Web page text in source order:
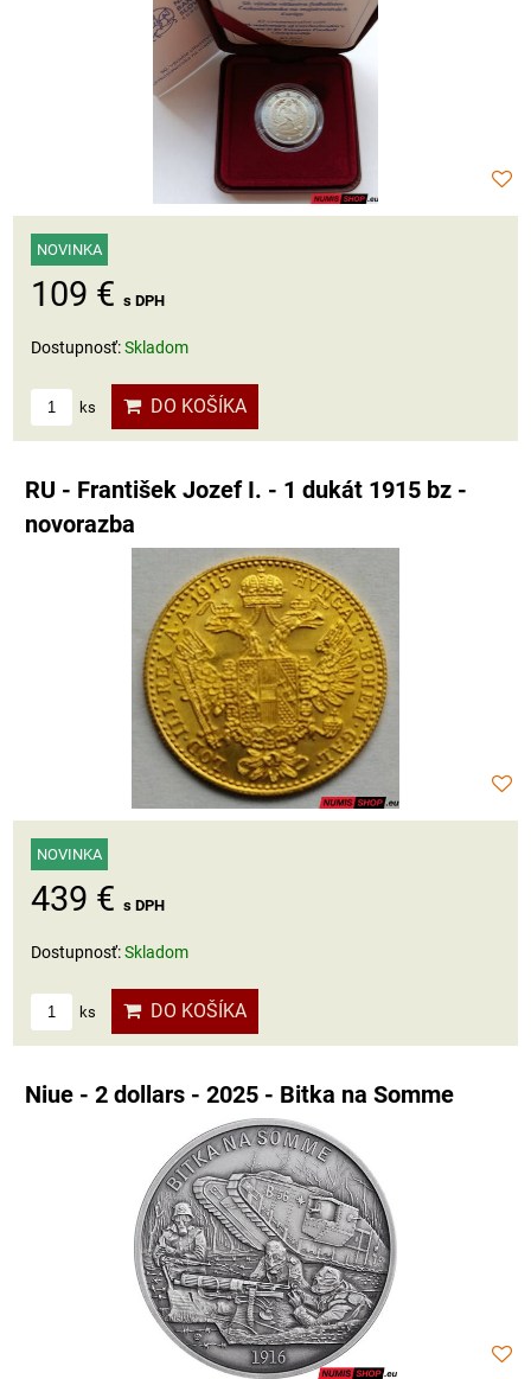
NOVINKA
109 € s DPH
Dostupnosť:Skladom
ks DO KOŠÍKA
RU - František Jozef I. - 1 dukát 1915 bz -
novorazba
NOVINKA
439 € s DPH
Dostupnosť:Skladom
ks DO KOŠÍKA
Niue - 2 dollars - 2025 - Bitka na Somme